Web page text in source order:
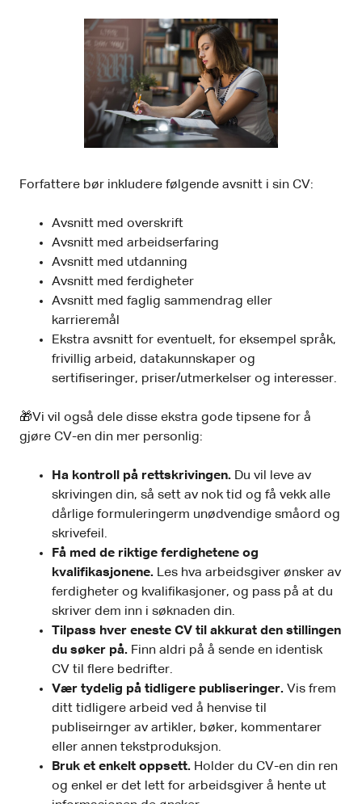
Forfattere bør inkludere følgende avsnitt i sin CV:
Avsnitt med overskrift
Avsnitt med arbeidserfaring
Avsnitt med utdanning
Avsnitt med ferdigheter
Avsnitt med faglig sammendrag eller
karrieremål
Ekstra avsnitt for eventuelt, for eksempel språk,
frivillig arbeid, datakunnskaper og
sertifiseringer, priser/utmerkelser og interesser.
🎁Vi vil også dele disse ekstra gode tipsene for å
gjøre CV-en din mer personlig:
Ha kontroll på rettskrivingen. Du vil leve av
skrivingen din, så sett av nok tid og få vekk alle
dårlige formuleringerm unødvendige småord og
skrivefeil.
Få med de riktige ferdighetene og
kvalifikasjonene. Les hva arbeidsgiver ønsker av
ferdigheter og kvalifikasjoner, og pass på at du
skriver dem inn i søknaden din.
Tilpass hver eneste CV til akkurat den stillingen
du søker på. Finn aldri på å sende en identisk
CV til flere bedrifter.
Vær tydelig på tidligere publiseringer. Vis frem
ditt tidligere arbeid ved å henvise til
publiseirnger av artikler, bøker, kommentarer
eller annen tekstproduksjon.
Bruk et enkelt oppsett. Holder du CV-en din ren
og enkel er det lett for arbeidsgiver å hente ut